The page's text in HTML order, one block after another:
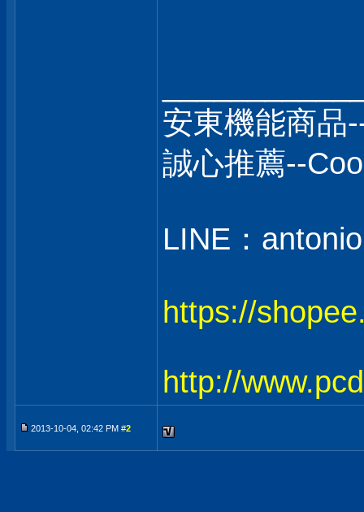
安東機能商品
誠心推薦--
LINE：
https://
http://
2013-10-04, 02:42 PM #2